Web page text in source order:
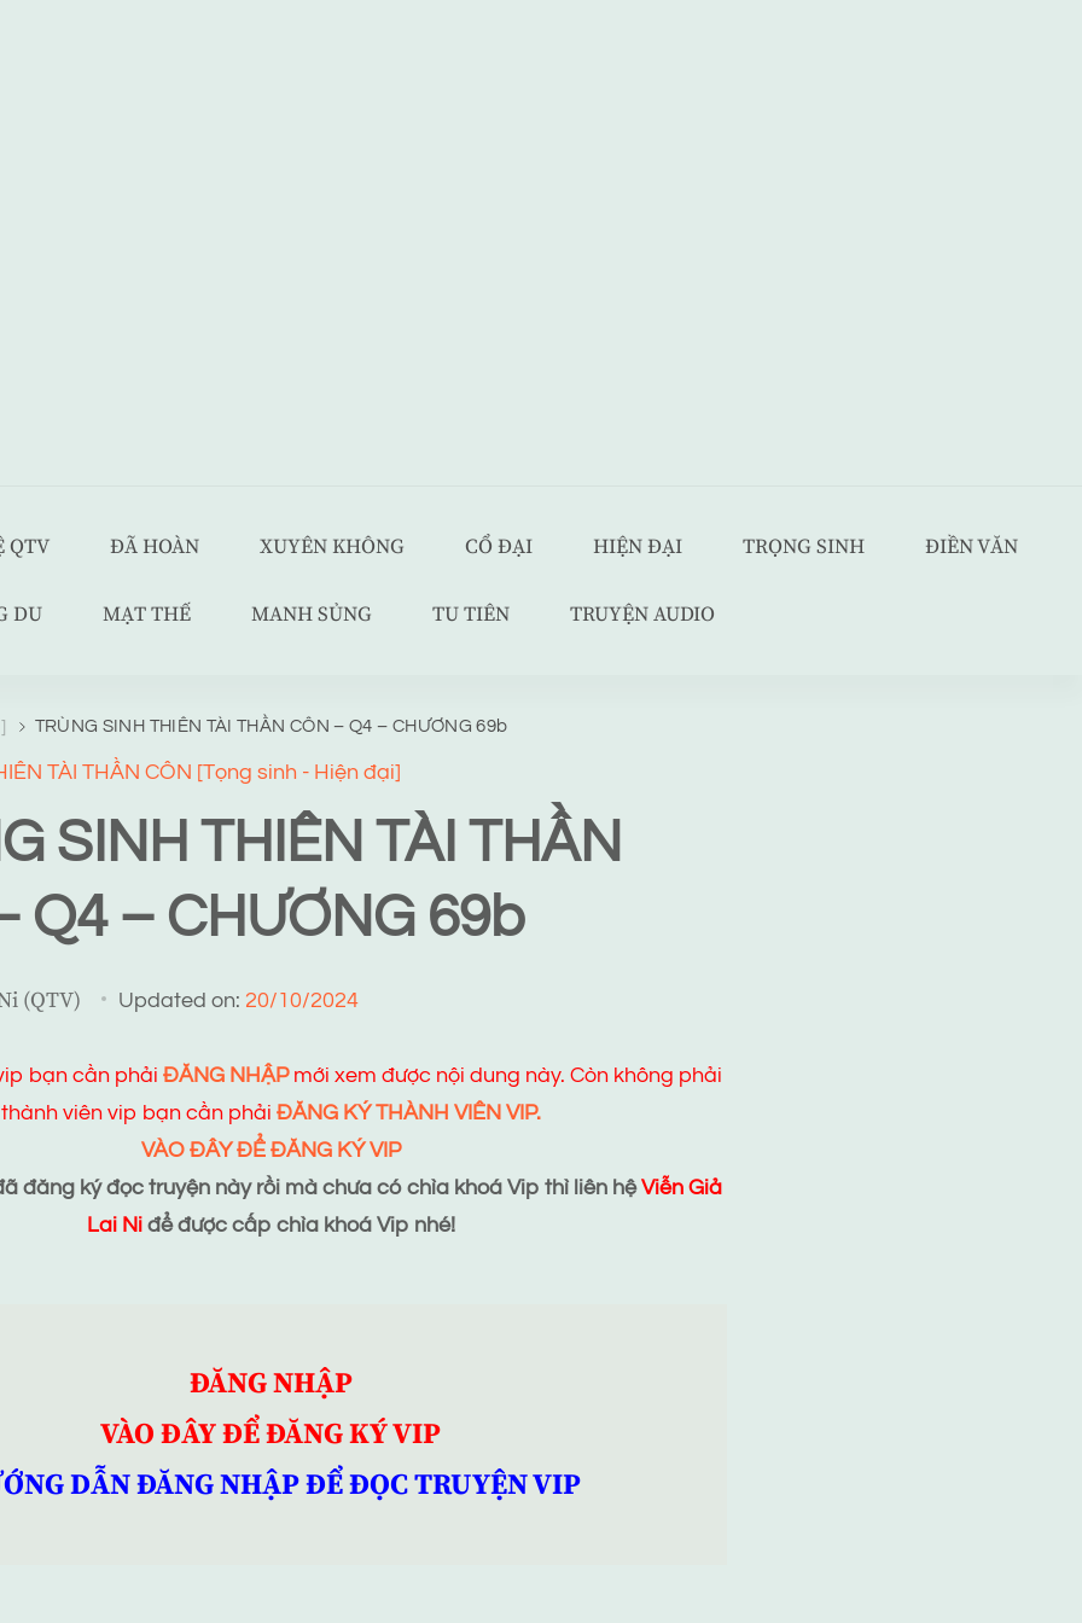
QTV ĐÃ HOÀN XUYÊN KHÔNG CỔ ĐẠI HIỆN ĐẠI TRỌNG SINH ĐIỀN VĂN
DU MẠT THẾ MANH SỦNG TU TIÊN TRUYỆN AUDIO
TRÙNG SINH THIÊN TÀI THẦN CÔN – Q4 – CHƯƠNG 69b
TÀI THẦN CÔN [Tọng sinh - Hiện đại]
SINH THIÊN TÀI THẦN
Q4 – CHƯƠNG 69b
(QTV) Updated on: 20/10/2024
bạn cần phải ĐĂNG NHẬPmới xem được nội dung này. Còn không phải
thành viên vip bạn cần phải ĐĂNG KÝ THÀNH VIÊN VIP.
VÀO ĐÂY ĐỂ ĐĂNG KÝ VIP
đăng ký đọc truyện này rồi mà chưa có chìa khoá Vip thì liên hệViễn Giả
Lai Ni để được cấp chìa khoá Vip nhé!
ĐĂNG NHẬP
VÀO ĐÂY ĐỂ ĐĂNG KÝ VIP
DẪN ĐĂNG NHẬP ĐỂ ĐỌC TRUYỆN VIP